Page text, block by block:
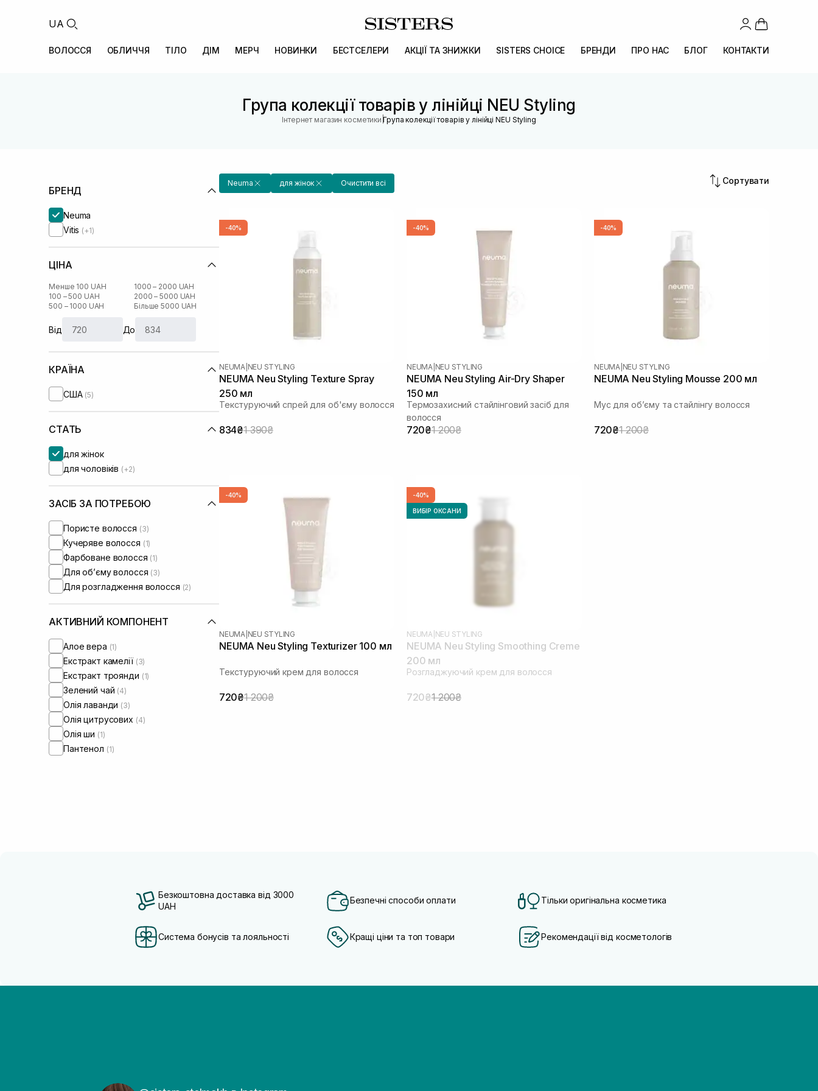
UA
ВОЛОССЯ ОБЛИЧЧЯ ТІЛО ДІМ МЕРЧ НОВИНКИ БЕСТСЕЛЕРИ АКЦІЇ ТА ЗНИЖКИ SISTERS CHOICE БРЕНДИ ПРО НАС БЛОГ КОНТАКТИ
Група колекції товарів у лінійці NEU Styling
Інтернет магазин косметики |Група колекції товарів у лінійці NEU Styling
БРЕНД
Neuma
Vitis (+1)
ЦІНА
Менше 100 UAH
100 – 500 UAH
500 – 1000 UAH
1000 – 2000 UAH
2000 – 5000 UAH
Більше 5000 UAH
Від До
КРАЇНА
США (5)
СТАТЬ
для жінок
для чоловіків (+2)
ЗАСІБ ЗА ПОТРЕБОЮ
Пористе волосся (3)
Кучеряве волосся (1)
Фарбоване волосся (1)
Для обʼєму волосся (3)
Для розгладження волосся (2)
АКТИВНИЙ КОМПОНЕНТ
Алое вера (1)
Екстракт камелії (3)
Екстракт троянди (1)
Зелений чай (4)
Олія лаванди (3)
Олія цитрусових (4)
Олія ши (1)
Пантенол (1)
Neuma для жінок Очистити всі Сортувати
-40%
NEUMA NEU STYLING
NEUMA Neu Styling Texture Spray
250 мл
Текстуруючий спрей для об'єму волосся
834₴1 390₴
-40%
NEUMA NEU STYLING
NEUMA Neu Styling Air-Dry Shaper
150 мл
Термозахисний стайлінговий засіб для
волосся
720₴1 200₴
-40%
NEUMA NEU STYLING
NEUMA Neu Styling Mousse 200 мл
Мус для обʼєму та стайлінгу волосся
720₴1 200₴
-40%
NEUMA NEU STYLING
NEUMA Neu Styling Texturizer 100 мл
Текстуруючий крем для волосся
720₴1 200₴
-40%
ВИБІР ОКСАНИ
NEUMA NEU STYLING
NEUMA Neu Styling Smoothing Creme
200 мл
Розгладжуючий крем для волосся
720₴1 200₴
Безкоштовна доставка від 3000
UAH
Безпечні способи оплати Тільки оригінальна косметика
Система бонусів та лояльності Кращі ціни та топ товари Рекомендації від косметологів